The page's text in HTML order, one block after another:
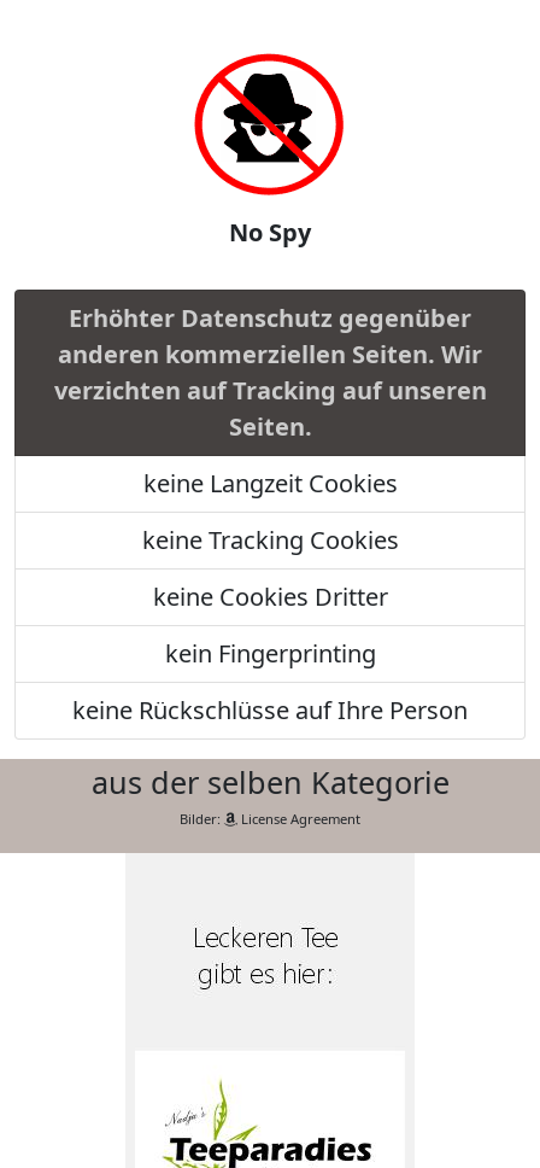
No Spy
Erhöhter Datenschutz gegenüber
anderen kommerziellen Seiten. Wir
verzichten auf Tracking auf unseren
Seiten.
keine Langzeit Cookies
keine Tracking Cookies
keine Cookies Dritter
kein Fingerprinting
keine Rückschlüsse auf Ihre Person
aus der selben Kategorie
Bilder: License Agreement